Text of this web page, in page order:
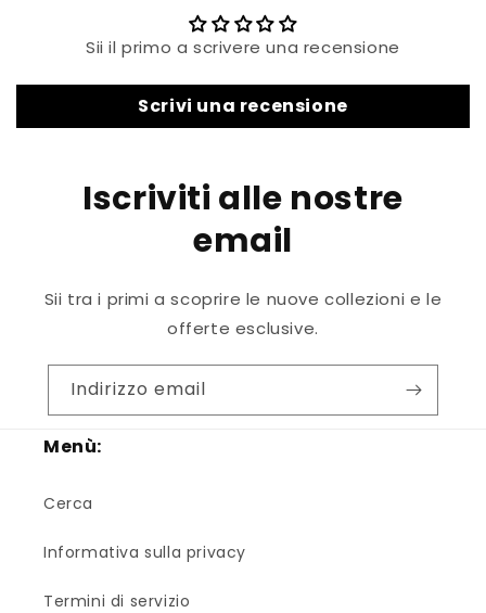
Sii il primo a scrivere una recensione
Scrivi una recensione
Iscriviti alle nostre
email
Sii tra i primi a scoprire le nuove collezioni e le
offerte esclusive.
Indirizzo email
Menù:
Cerca
Informativa sulla privacy
Termini di servizio